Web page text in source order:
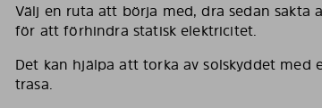
Välj en ruta att börja med, dra sedan sakta
för att förhindra statisk elektricitet.
Det kan hjälpa att torka av solskyddet med
trasa.